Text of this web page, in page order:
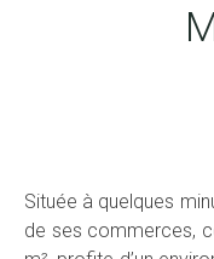
Située à quelques
de ses commerces,